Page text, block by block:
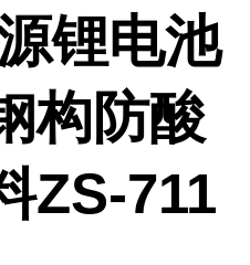
锂电池
构防酸
ZS-711